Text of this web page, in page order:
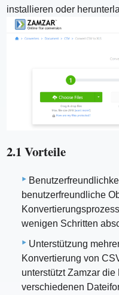
installieren oder
2.1 Vorteile
benutzerfreundliche
wenigen Schritten
Unterstützung
Konvertierung von
unterstützt Zamzar
verschiedenen